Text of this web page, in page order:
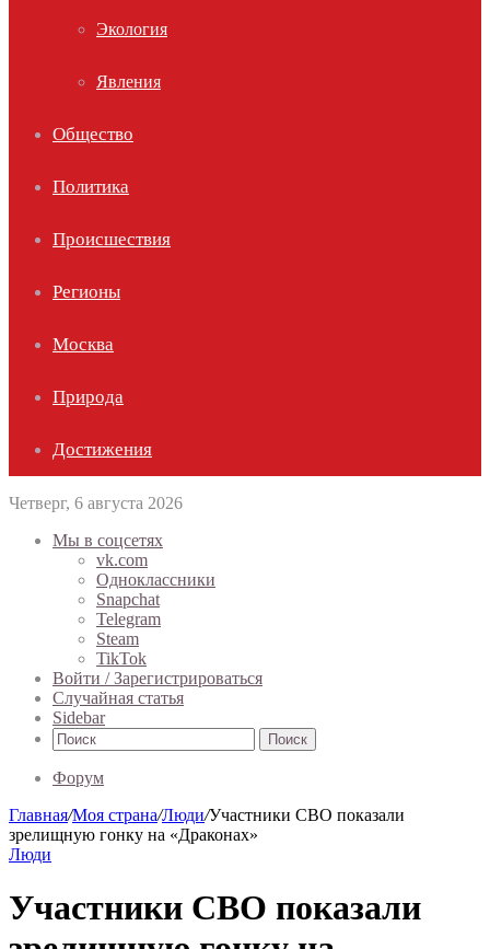
Экология
Явления
Общество
Политика
Происшествия
Регионы
Москва
Природа
Достижения
Четверг, 6 августа 2026
Мы в соцсетях
vk.com
Одноклассники
Snapchat
Telegram
Steam
TikTok
Войти / Зарегистрироваться
Случайная статья
Sidebar
Поиск
Форум
Главная/Моя страна/Люди/Участники СВО показали
зрелищную гонку на «Драконах»
Люди
Участники СВО показали